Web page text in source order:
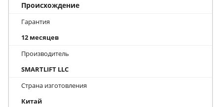
Происхождение
Гарантия
12 месяцев
Производитель
SMARTLIFT LLC
Страна изготовления
Китай